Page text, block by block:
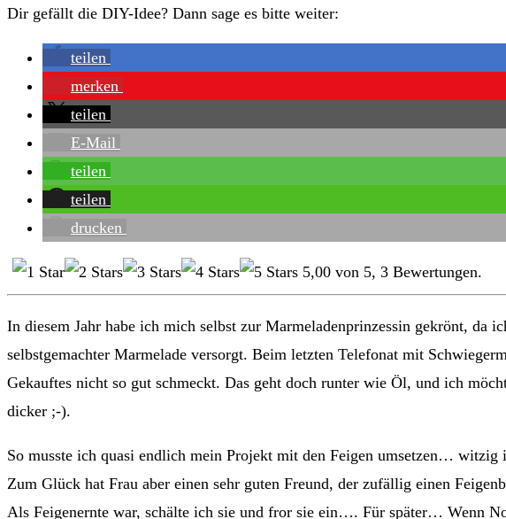
Dir gefällt die DIY-Idee? Dann sage es bitte weiter:
teilen
merken
teilen
E-Mail
teilen
teilen
drucken
5,00 von 5, 3 Bewertungen.
In diesem Jahr habe ich mich selbst zur Marmeladenprinzessin gekrönt,
selbstgemachter Marmelade versorgt. Beim letzten Telefonat mit
Gekauftes nicht so gut schmeckt. Das geht doch runter wie Öl, und ich
dicker ;-).
So musste ich quasi endlich mein Projekt mit den Feigen umsetzen…
Zum Glück hat Frau aber einen sehr guten Freund, der zufällig einen
Als Feigenernte war, schälte ich sie und fror sie ein…. Für später… Wenn